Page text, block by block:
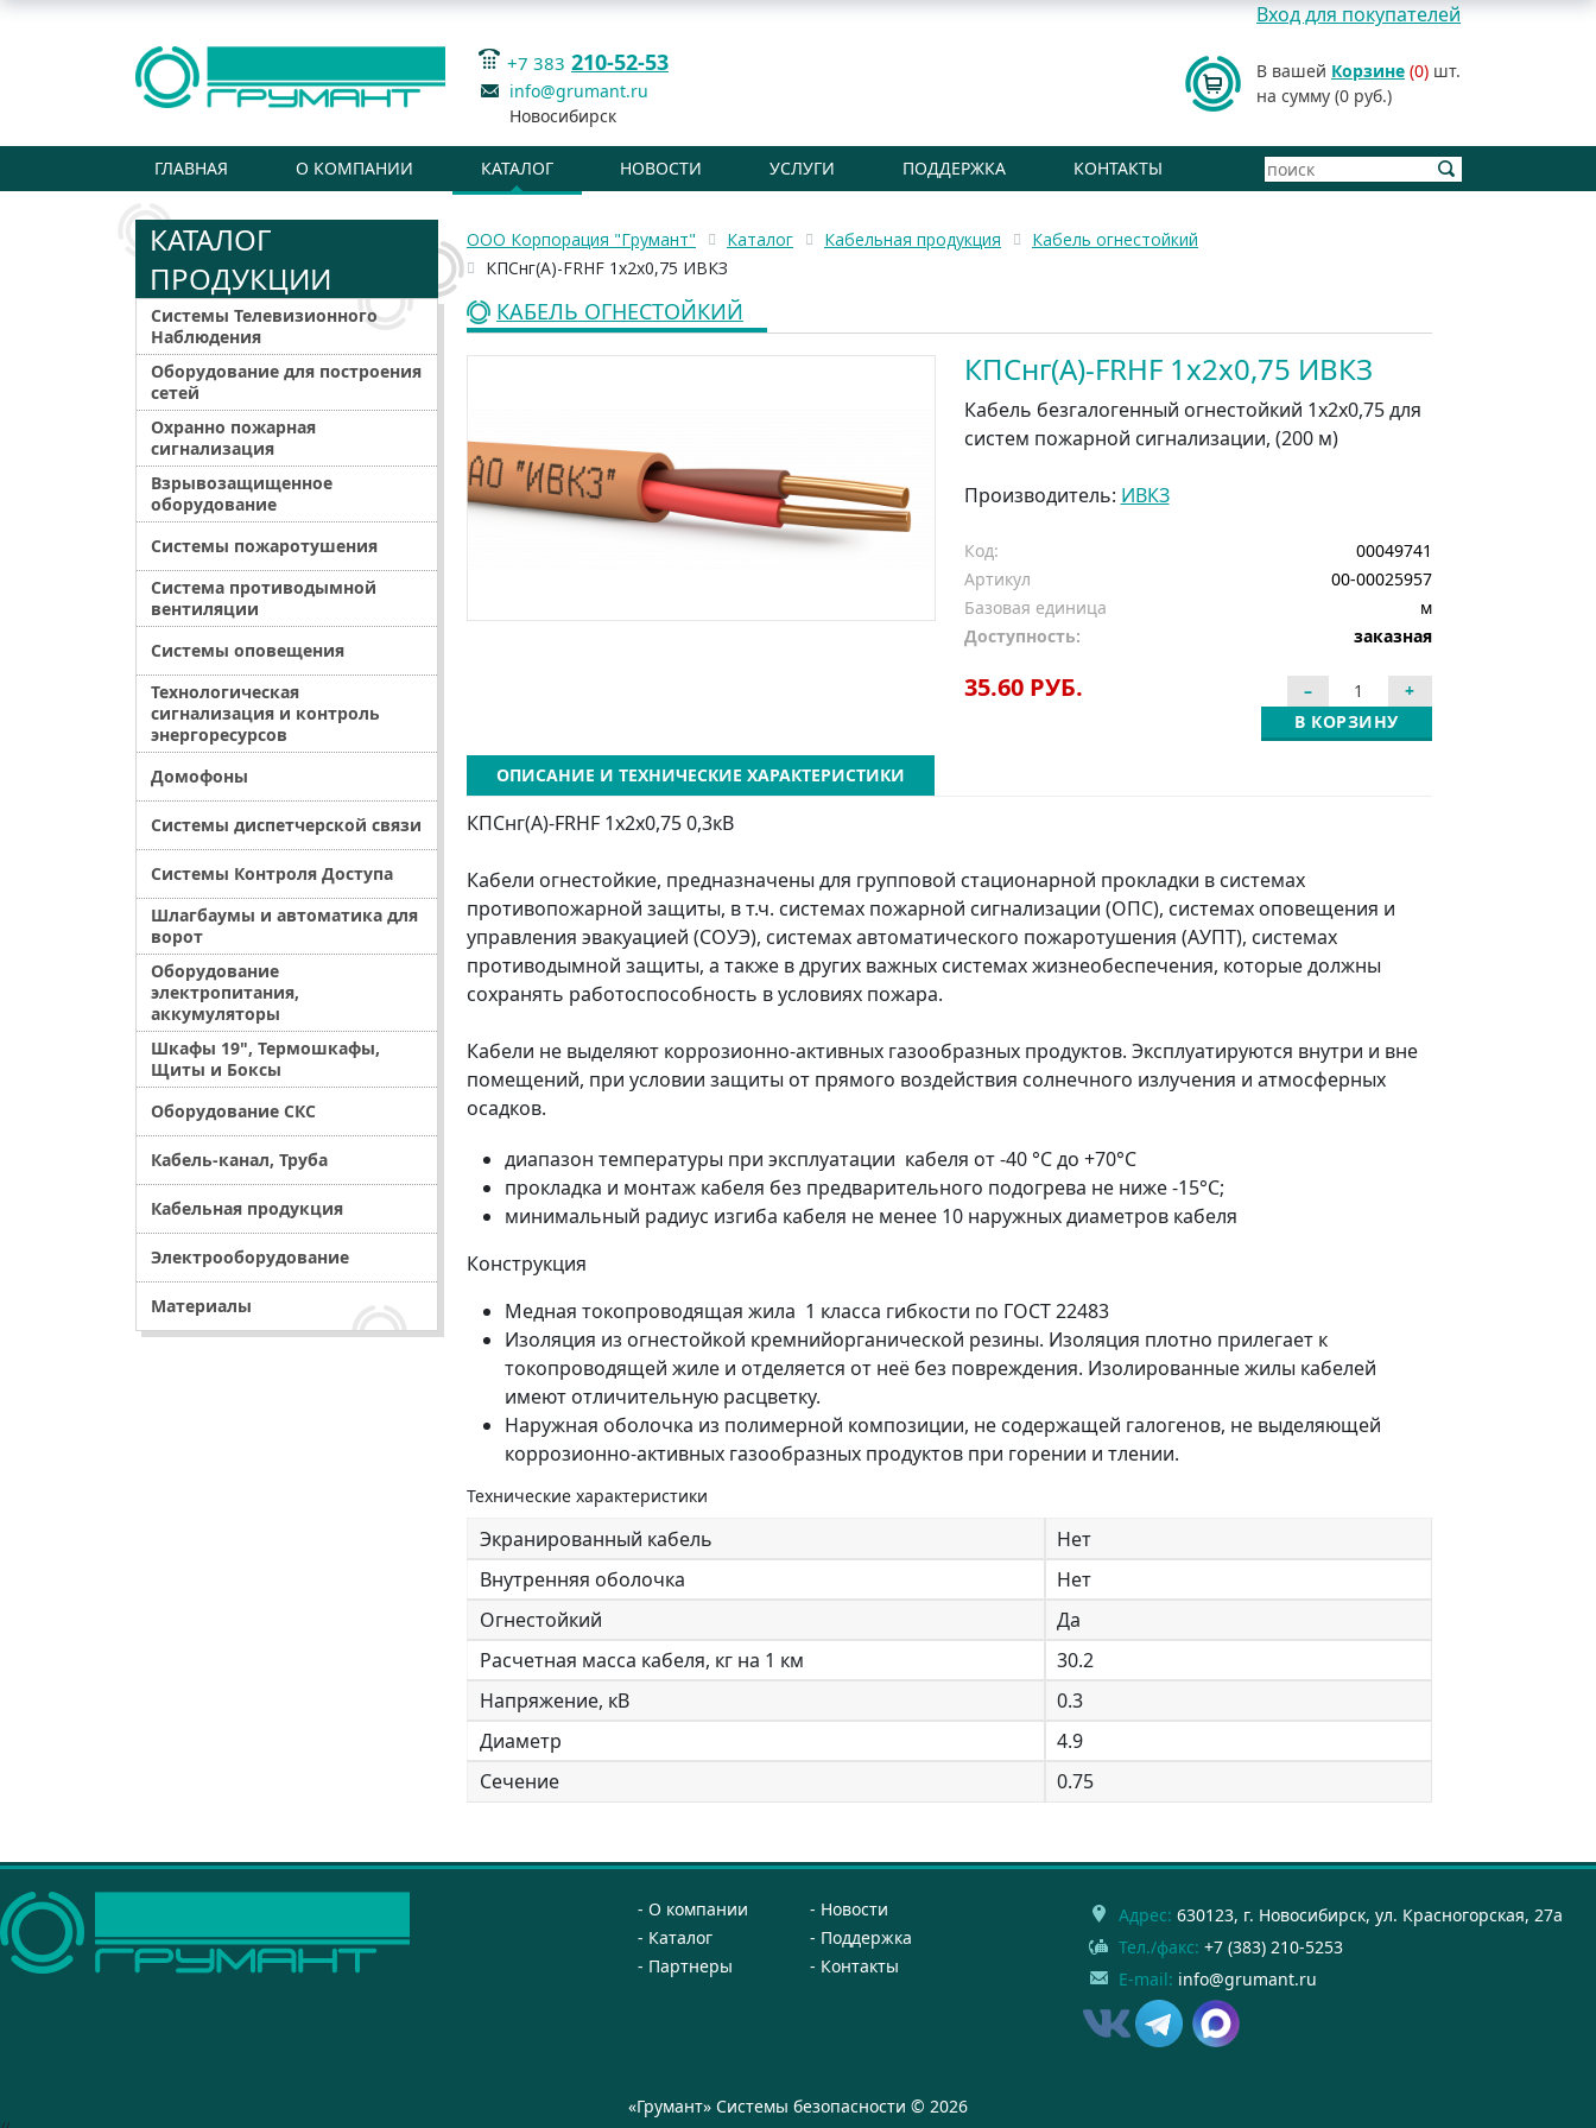
Вход для покупателей
+7 383 210-52-53
info@grumant.ru
Новосибирск
В вашей Корзине (0) шт.
на сумму (0 руб.)
ГЛАВНАЯ О КОМПАНИИ КАТАЛОГ НОВОСТИ УСЛУГИ ПОДДЕРЖКА КОНТАКТЫ
КАТАЛОГ
ПРОДУКЦИИ
Системы Телевизионного
Наблюдения
Оборудование для построения
сетей
Охранно пожарная
сигнализация
Взрывозащищенное
оборудование
Системы пожаротушения
Система противодымной
вентиляции
Системы оповещения
Технологическая
сигнализация и контроль
энергоресурсов
Домофоны
Системы диспетчерской связи
Системы Контроля Доступа
Шлагбаумы и автоматика для
ворот
Оборудование
электропитания,
аккумуляторы
Шкафы 19", Термошкафы,
Щиты и Боксы
Оборудование СКС
Кабель-канал, Труба
Кабельная продукция
Электрооборудование
Материалы
ООО Корпорация "Грумант" Каталог Кабельная продукция
Кабель огнестойкий
КПСнг(А)-FRHF 1x2x0,75 ИВКЗ
КАБЕЛЬ ОГНЕСТОЙКИЙ
КПСнг(А)-FRHF 1x2x0,75 ИВКЗ
Кабель безгалогенный огнестойкий 1x2x0,75 для
систем пожарной сигнализации, (200 м)
Производитель: ИВКЗ
Код:
00049741
Артикул
00-00025957
Базовая единица
м
Доступность:
заказная
35.60 РУБ.
В КОРЗИНУ
ОПИСАНИЕ И ТЕХНИЧЕСКИЕ ХАРАКТЕРИСТИКИ
КПСнг(А)-FRHF 1x2x0,75 0,3кВ
Кабели огнестойкие, предназначены для групповой стационарной прокладки в системах
противопожарной защиты, в т.ч. системах пожарной сигнализации (ОПС), системах оповещения и
управления эвакуацией (СОУЭ), системах автоматического пожаротушения (АУПТ), системах
противодымной защиты, а также в других важных системах жизнеобеспечения, которые должны
сохранять работоспособность в условиях пожара.
Кабели не выделяют коррозионно-активных газообразных продуктов. Эксплуатируются внутри и вне
помещений, при условии защиты от прямого воздействия солнечного излучения и атмосферных
осадков.
диапазон температуры при эксплуатации кабеля от -40 °С до +70°С
прокладка и монтаж кабеля без предварительного подогрева не ниже -15°С;
минимальный радиус изгиба кабеля не менее 10 наружных диаметров кабеля
Конструкция
Медная токопроводящая жила 1 класса гибкости по ГОСТ 22483
Изоляция из огнестойкой кремнийорганической резины. Изоляция плотно прилегает к
токопроводящей жиле и отделяется от неё без повреждения. Изолированные жилы кабелей
имеют отличительную расцветку.
Наружная оболочка из полимерной композиции, не содержащей галогенов, не выделяющей
коррозионно-активных газообразных продуктов при горении и тлении.
Технические характеристики
Экранированный кабель
Нет
Внутренняя оболочка
Нет
Огнестойкий
Да
Расчетная масса кабеля, кг на 1 км
30.2
Напряжение, кВ
0.3
Диаметр
4.9
Сечение
0.75
О компании
Новости
Каталог
Поддержка
Партнеры
Контакты
Адрес: 630123, г. Новосибирск, ул. Красногорская, 27а
Тел./факс: +7 (383) 210-5253
E-mail: info@grumant.ru
«Грумант» Системы безопасности © 2026